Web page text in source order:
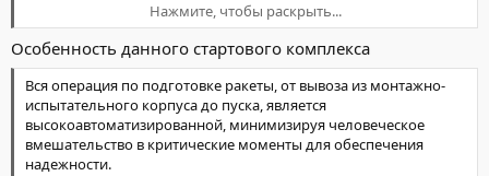
Пиковые значения по количеству достигало порядка 2,5 тысяч
человек и 300 единиц техники различного типа.
Нажмите, чтобы раскрыть...
Особенность данного стартового комплекса
Вся операция по подготовке ракеты, от вывоза из монтажно-
испытательного корпуса до пуска, является
высокоавтоматизированной, минимизируя человеческое
вмешательство в критические моменты для обеспечения
надежности.